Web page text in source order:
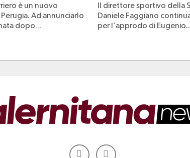
è un nuovo
Ad annunciarlo
dopo...
Il direttore sportivo della
Daniele Faggiano
per l’approdo di